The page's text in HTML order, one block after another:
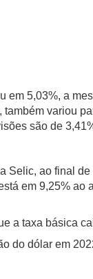
em 5,03%, a
variou
são de
Selic, ao final
em 9,25%
a taxa básica
do dólar em